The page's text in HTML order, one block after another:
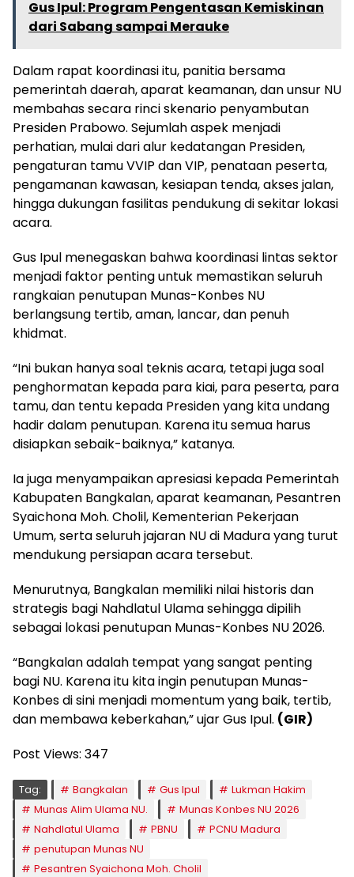
Gus Ipul: Program Pengentasan Kemiskinan
dari Sabang sampai Merauke
Dalam rapat koordinasi itu, panitia bersama
pemerintah daerah, aparat keamanan, dan unsur NU
membahas secara rinci skenario penyambutan
Presiden Prabowo. Sejumlah aspek menjadi
perhatian, mulai dari alur kedatangan Presiden,
pengaturan tamu VVIP dan VIP, penataan peserta,
pengamanan kawasan, kesiapan tenda, akses jalan,
hingga dukungan fasilitas pendukung di sekitar lokasi
acara.
Gus Ipul menegaskan bahwa koordinasi lintas sektor
menjadi faktor penting untuk memastikan seluruh
rangkaian penutupan Munas-Konbes NU
berlangsung tertib, aman, lancar, dan penuh
khidmat.
“Ini bukan hanya soal teknis acara, tetapi juga soal
penghormatan kepada para kiai, para peserta, para
tamu, dan tentu kepada Presiden yang kita undang
hadir dalam penutupan. Karena itu semua harus
disiapkan sebaik-baiknya,” katanya.
Ia juga menyampaikan apresiasi kepada Pemerintah
Kabupaten Bangkalan, aparat keamanan, Pesantren
Syaichona Moh. Cholil, Kementerian Pekerjaan
Umum, serta seluruh jajaran NU di Madura yang turut
mendukung persiapan acara tersebut.
Menurutnya, Bangkalan memiliki nilai historis dan
strategis bagi Nahdlatul Ulama sehingga dipilih
sebagai lokasi penutupan Munas-Konbes NU 2026.
“Bangkalan adalah tempat yang sangat penting
bagi NU. Karena itu kita ingin penutupan Munas-
Konbes di sini menjadi momentum yang baik, tertib,
dan membawa keberkahan,” ujar Gus Ipul. (GIR)
Post Views: 347
Tag: Bangkalan Gus Ipul
Lukman Hakim
Munas Alim Ulama NU.
Munas Konbes NU 2026
Nahdlatul Ulama
PBNU
PCNU Madura
penutupan Munas NU
Pesantren Syaichona Moh. Cholil